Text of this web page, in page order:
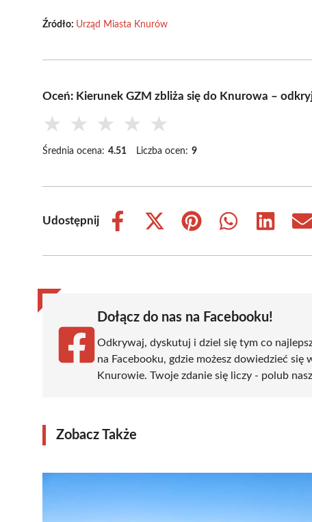
Źródło: Urząd Miasta Knurów
Oceń: Kierunek GZM zbliża się do Knurowa –
★ ★ ★ ★ ★
Średnia ocena: 4.51 Liczba ocen: 9
Udostępnij
Share
Share
(Twitter)
Share
Share
Share
Dołącz do nas na Facebooku!
Odkrywaj, dyskutuj i dziel się tym co
na Facebooku, gdzie możesz dowiedzieć
Knurowie. Twoje zdanie się liczy - polub
Zobacz Także